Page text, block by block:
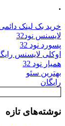
.
خرید بک لینک
لایسنس نود32
پسورد نود 32
اوکلی لایسنس
همیار نود 32
بهترین سئو
رایگان
نوشته‌های تازه